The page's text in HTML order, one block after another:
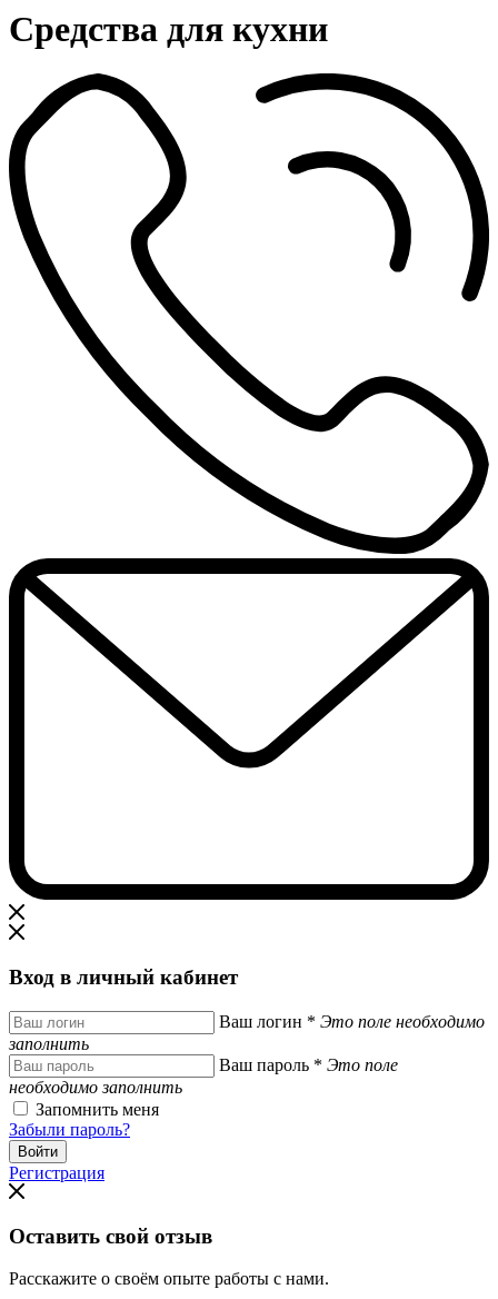
Средства для кухни
Вход в личный кабинет
Ваш логин * Это поле необходимо
заполнить
Ваш пароль * Это поле
необходимо заполнить
Запомнить меня
Забыли пароль?
Регистрация
Оставить свой отзыв
Расскажите о своём опыте работы с нами.